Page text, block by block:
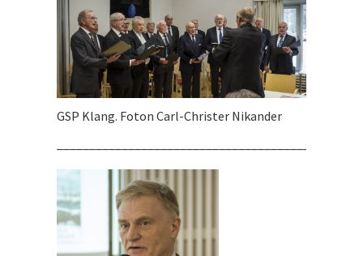
GSP Klang. Foton Carl-Christer Nikander